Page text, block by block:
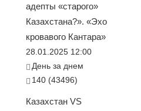
адепты «старого»
Казахстана?». «Эхо
кровавого Кантара»
28.01.2025 12:00
День за днем
140 (43496)
Казахстан VS